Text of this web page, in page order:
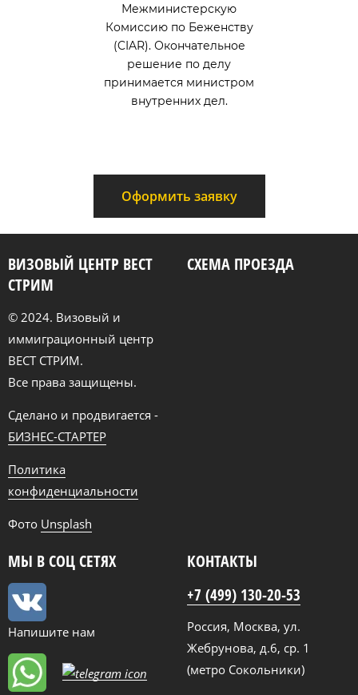
Межминистерскую
Комиссию по Беженству
(CIAR). Окончательное
решение по делу
принимается министром
внутренних дел.
Оформить заявку
ВИЗОВЫЙ ЦЕНТР ВЕСТ
СТРИМ
© 2024. Визовый и
иммиграционный центр
ВЕСТ СТРИМ.
Все права защищены.
Сделано и продвигается -
БИЗНЕС-СТАРТЕР
Политика
конфиденциальности
Фото Unsplash
СХЕМА ПРОЕЗДА
МЫ В СОЦ СЕТЯХ
Напишите нам
КОНТАКТЫ
+7 (499) 130-20-53
Россия, Москва, ул.
Жебрунова, д.6, ср. 1
(метро Сокольники)